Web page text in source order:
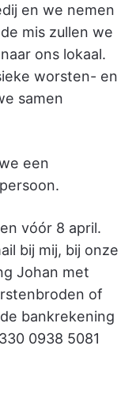
en we nemen
mis zullen we
ons lokaal.
worsten- en
samen
een
vóór 8 april.
bij mij, bij onze
Johan met
of
bankrekening
0938 5081